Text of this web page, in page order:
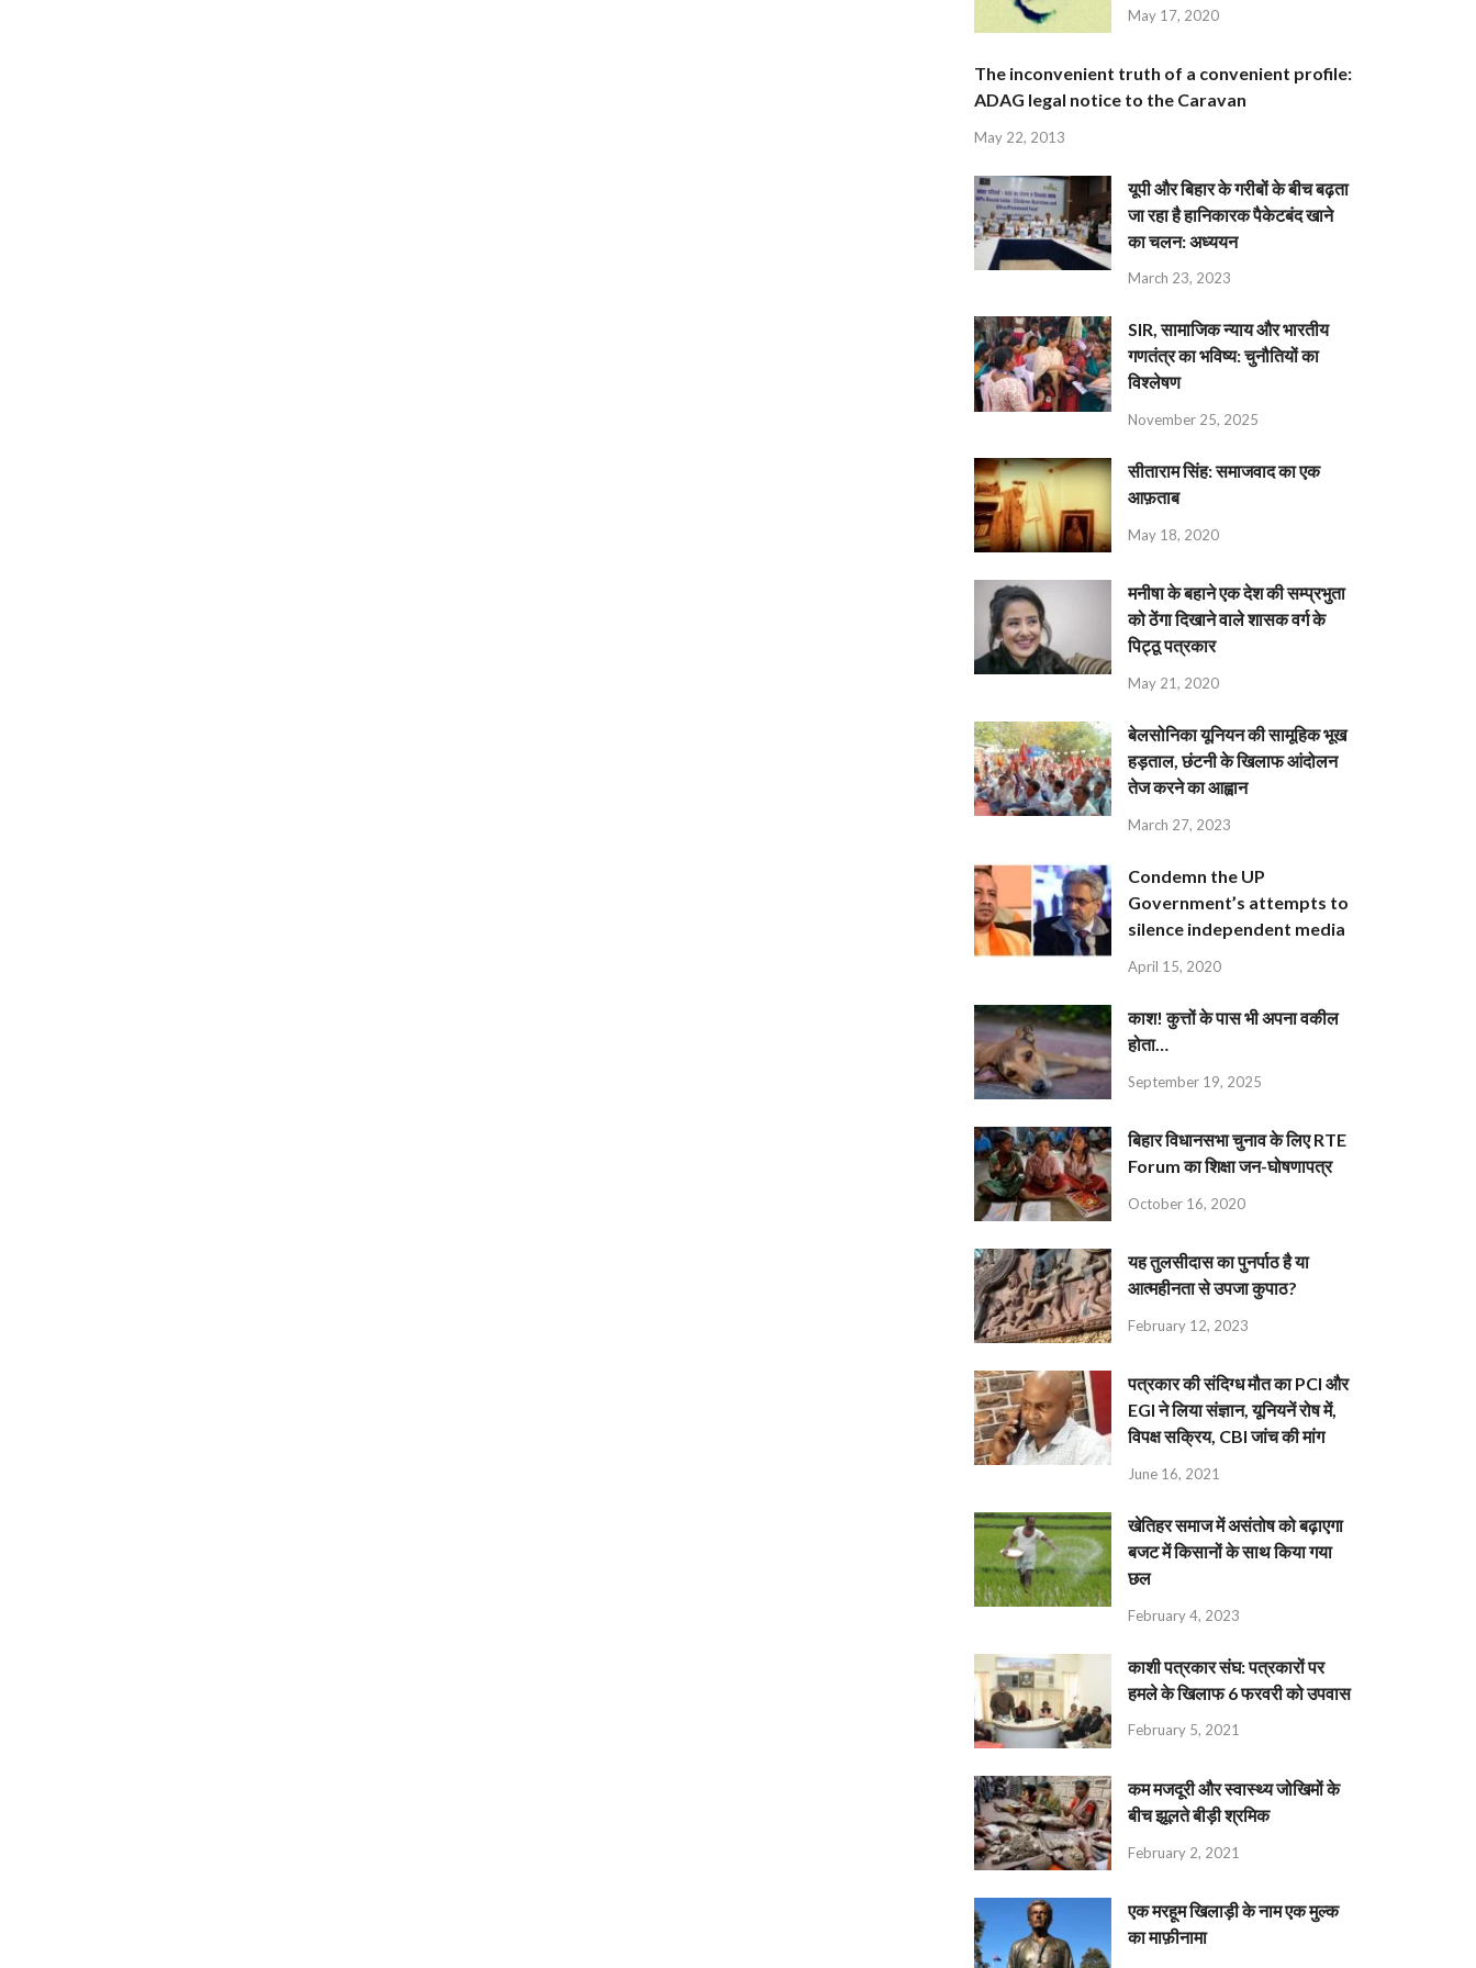
May 17, 2020
The inconvenient truth of a convenient profile:
ADAG legal notice to the Caravan
May 22, 2013
यूपी और बिहार के गरीबों के बीच बढ़ता
जा रहा है हानिकारक पैकेटबंद खाने
का चलन: अध्ययन
March 23, 2023
SIR, सामाजिक न्याय और भारतीय
गणतंत्र का भविष्य: चुनौतियों का
विश्लेषण
November 25, 2025
सीताराम सिंह: समाजवाद का एक
आफ़ताब
May 18, 2020
मनीषा के बहाने एक देश की सम्प्रभुता
को ठेंगा दिखाने वाले शासक वर्ग के
पिट्ठू पत्रकार
May 21, 2020
बेलसोनिका यूनियन की सामूहिक भूख
हड़ताल, छंटनी के खिलाफ आंदोलन
तेज करने का आह्वान
March 27, 2023
Condemn the UP
Government’s attempts to
silence independent media
April 15, 2020
काश! कुत्तों के पास भी अपना वकील
होता…
September 19, 2025
बिहार विधानसभा चुनाव के लिए RTE
Forum का शिक्षा जन-घोषणापत्र
October 16, 2020
यह तुलसीदास का पुनर्पाठ है या
आत्महीनता से उपजा कुपाठ?
February 12, 2023
पत्रकार की संदिग्ध मौत का PCI और
EGI ने लिया संज्ञान, यूनियनें रोष में,
विपक्ष सक्रिय, CBI जांच की मांग
June 16, 2021
खेतिहर समाज में असंतोष को बढ़ाएगा
बजट में किसानों के साथ किया गया
छल
February 4, 2023
काशी पत्रकार संघ: पत्रकारों पर
हमले के खिलाफ 6 फरवरी को उपवास
February 5, 2021
कम मजदूरी और स्वास्थ्य जोखिमों के
बीच झूलते बीड़ी श्रमिक
February 2, 2021
एक मरहूम खिलाड़ी के नाम एक मुल्क
का माफ़ीनामा